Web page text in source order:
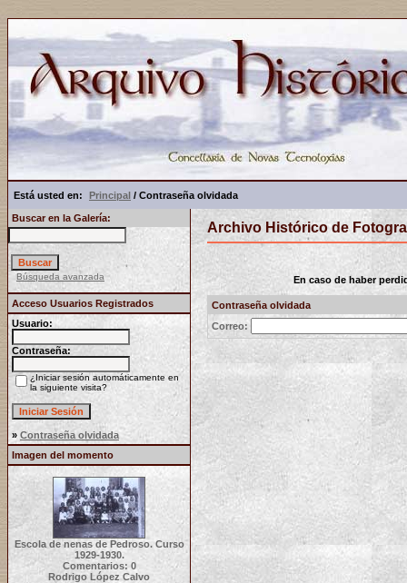
Está usted en: Principal / Contraseña olvidada
Buscar en la Galería:
Búsqueda avanzada
Acceso Usuarios Registrados
Usuario:
Contraseña:
¿Iniciar sesión automáticamente en
la siguiente visita?
» Contraseña olvidada
Imagen del momento
Escola de nenas de Pedroso. Curso
1929-1930.
Comentarios: 0
Rodrigo López Calvo
Archivo Histórico de
En caso de haber
Contraseña olvidada
Correo: